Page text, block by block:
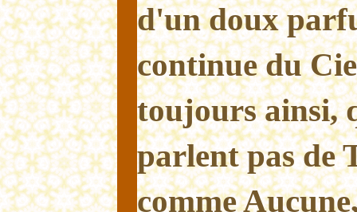
d'un doux
continue du
toujours ainsi,
parlent pas de
comme